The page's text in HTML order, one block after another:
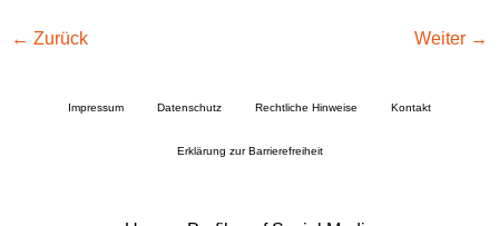
← Zurück Weiter →
Impressum Datenschutz Rechtliche Hinweise Kontakt
Erklärung zur Barrierefreiheit